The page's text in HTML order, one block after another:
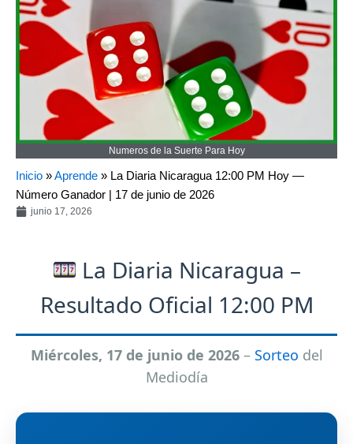
Numeros de la Suerte Para Hoy
Inicio »Aprende » La Diaria Nicaragua 12:00 PM Hoy —
Número Ganador | 17 de junio de 2026
junio 17, 2026
La Diaria Nicaragua –
Resultado Oficial 12:00 PM
Miércoles, 17 de junio de 2026– Sorteo del
Mediodía